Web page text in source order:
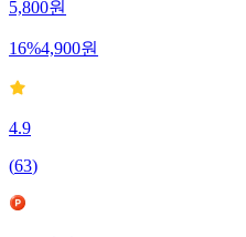
5,800원
16%4,900원
4.9
(63)